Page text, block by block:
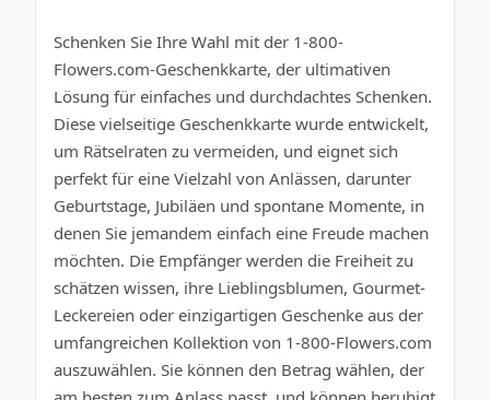
Schenken Sie Ihre Wahl mit der 1-800-
Flowers.com-Geschenkkarte, der ultimativen
Lösung für einfaches und durchdachtes Schenken.
Diese vielseitige Geschenkkarte wurde entwickelt,
um Rätselraten zu vermeiden, und eignet sich
perfekt für eine Vielzahl von Anlässen, darunter
Geburtstage, Jubiläen und spontane Momente, in
denen Sie jemandem einfach eine Freude machen
möchten. Die Empfänger werden die Freiheit zu
schätzen wissen, ihre Lieblingsblumen, Gourmet-
Leckereien oder einzigartigen Geschenke aus der
umfangreichen Kollektion von 1-800-Flowers.com
auszuwählen. Sie können den Betrag wählen, der